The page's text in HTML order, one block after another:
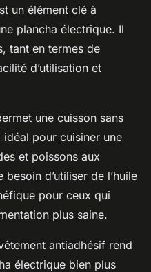
un élément clé à
plancha électrique. Il
tant en termes de
d’utilisation et
une cuisson sans
idéal pour cuisiner une
et poissons aux
d’utiliser de l’huile
pour ceux qui
plus saine.
antiadhésif rend
électrique bien plus